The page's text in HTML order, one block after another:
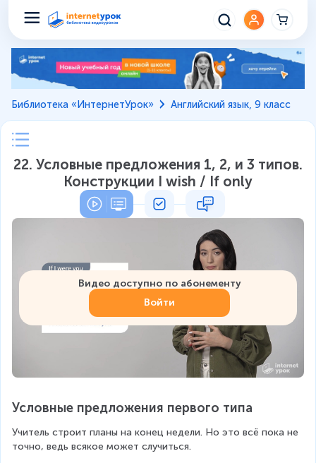
Библиотека «ИнтернетУрок» Английский язык, 9 класс
22. Условные предложения 1, 2, и 3 типов.
Конструкции I wish / If only
Видео доступно по абонементу
Войти
Условные предложения первого типа
Учитель строит планы на конец недели. Но это всё пока не
точно, ведь всякое может случиться.